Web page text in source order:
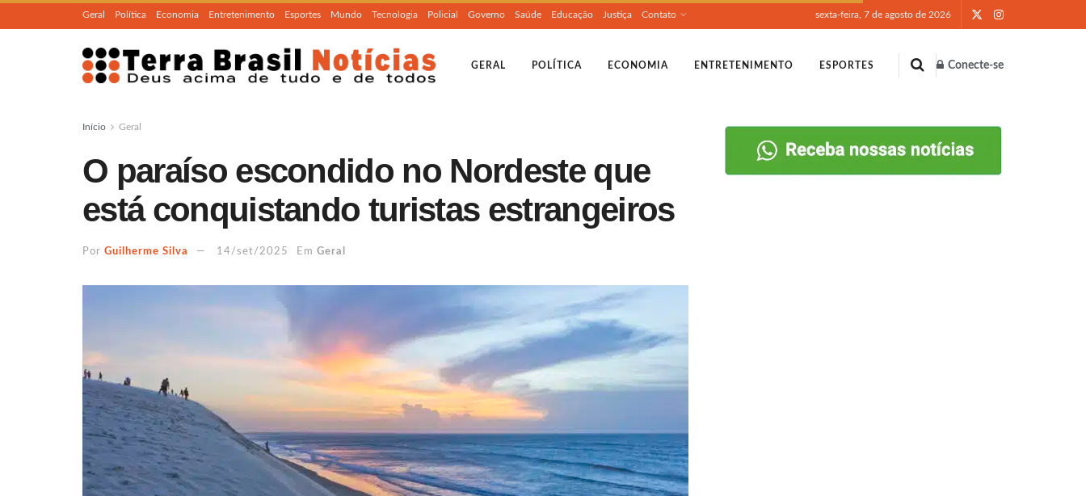
Geral Política Economia Entretenimento Esportes Mundo Tecnologia Policial Governo Saúde Educação Justiça Contato sexta-feira, 7 de agosto de 2026
GERAL POLÍTICA ECONOMIA ENTRETENIMENTO ESPORTES Conecte-se
Início Geral
O paraíso escondido no Nordeste que
está conquistando turistas estrangeiros
Por Guilherme Silva 14/set/2025 Em Geral